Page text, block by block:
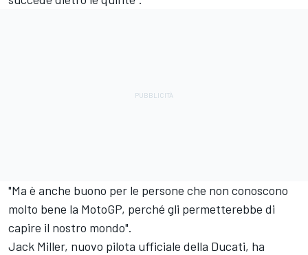
"Ma è anche buono per le persone che non conoscono
molto bene la MotoGP, perché gli permetterebbe di
capire il nostro mondo".
Jack Miller, nuovo pilota ufficiale della Ducati, ha